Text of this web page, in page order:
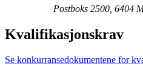
Postboks 2500, 6404
Kvalifikasjonskrav
Se konkurransedokumentene for